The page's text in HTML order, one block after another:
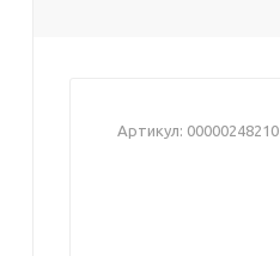
Артикул: 00000248210